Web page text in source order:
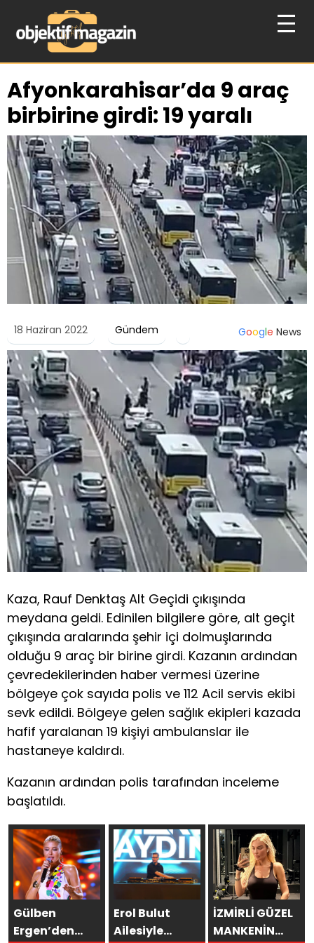
Afyonkarahisar’da 9 araç
birbirine girdi: 19 yaralı
18 Haziran 2022 Gündem Google News
Kaza, Rauf Denktaş Alt Geçidi çıkışında
meydana geldi. Edinilen bilgilere göre, alt geçit
çıkışında aralarında şehir içi dolmuşlarında
olduğu 9 araç bir birine girdi. Kazanın ardından
çevredekilerinden haber vermesi üzerine
bölgeye çok sayıda polis ve 112 Acil servis ekibi
sevk edildi. Bölgeye gelen sağlık ekipleri kazada
hafif yaralanan 19 kişiyi ambulanslar ile
hastaneye kaldırdı.
Kazanın ardından polis tarafından inceleme
başlatıldı.
Gülben
Ergen’den
Erol Bulut
Ailesiyle
İZMİRLİ GÜZEL
MANKENİN